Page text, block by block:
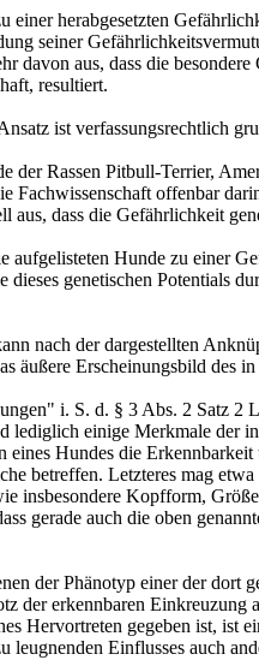
herabgesetzten
seiner
aus, dass die
resultiert.
ist verfassungsrechtlich
der Rassen Pitbull-Terrier,
offenbar
dass die Gefährlichkeit
Hunde zu einer
genetischen Potentials
nach der dargestellten
Erscheinungsbild des in
i. S. d. § 3 Abs. 2 Satz 2
einige Merkmale der
Hundes die
betreffen. Letzteres mag
insbesondere Kopfform,
gerade auch die oben
der Phänotyp einer der dort
der erkennbaren
Hervortreten gegeben ist,
Einflusses auch